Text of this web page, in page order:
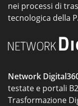
nei processi di
tecnologica della
Network
testate e portali
Trasformazione